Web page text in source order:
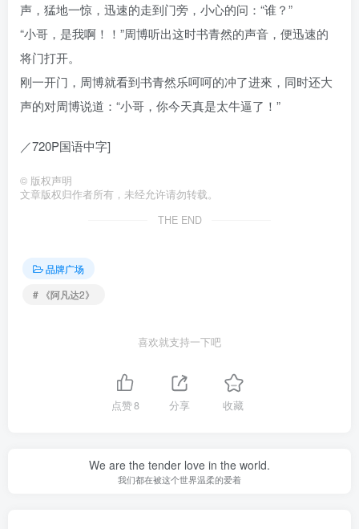
声，猛地一惊，迅速的走到门旁，小心的问：“谁？”
“小哥，是我啊！！”周博听出这时书青然的声音，便迅速的
将门打开。
刚一开门，周博就看到书青然乐呵呵的冲了进來，同时还大
声的对周博说道：“小哥，你今天真是太牛逼了！”
／720P国语中字]
© 版权声明
文章版权归作者所有，未经允许请勿转载。
THE END
品牌广场
# 《阿凡达2》
喜欢就支持一下吧
点赞8 分享 收藏
We are the tender love in the world.
我们都在被这个世界温柔的爱着